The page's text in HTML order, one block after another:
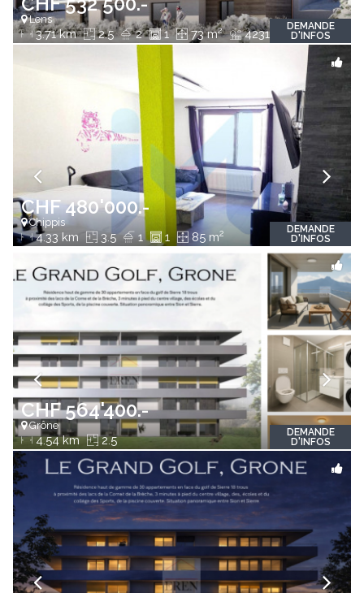
Lens
3.71 km 2.5 2 1 73 m2 4231 m 2DEMANDE
D'INFOS
CHF 480'000.-
Chippis
4.33 km 3.5 1 1 85 m2
DEMANDE
D'INFOS
CHF 564'400.-
Grône
4.54 km 2.5
DEMANDE
D'INFOS